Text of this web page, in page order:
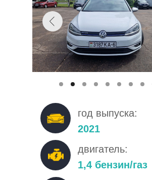
год выпуска:
2021
двигатель:
1,4 бензин/газ